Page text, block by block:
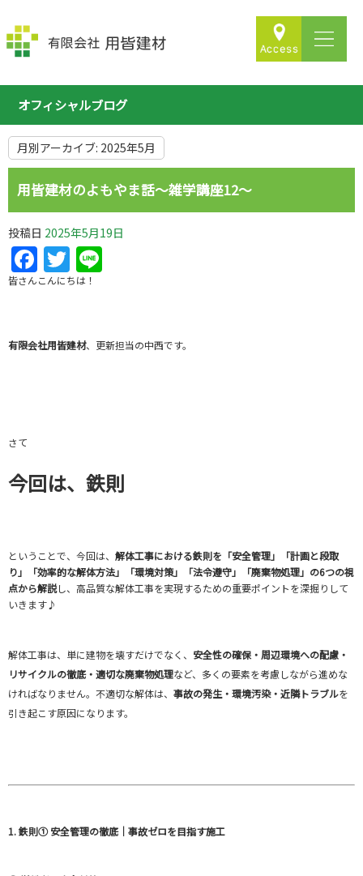
オフィシャルブログ
月別アーカイブ: 2025年5月
用皆建材のよもやま話～雑学講座12～
投稿日 2025年5月19日
Facebook
Twitter
皆さんこんにちは！
有限会社用皆建材、更新担当の中西です。
さて
今回は、鉄則
ということで、今回は、 解体工事における鉄則を「安全管理」「計画と段取
り」「効率的な解体方法」「環境対策」「法令遵守」「廃棄物処理」の6つの視
点から解説し、高品質な解体工事を実現するための重要ポイントを深掘りして
いきます♪
解体工事は、単に建物を壊すだけでなく、 安全性の確保・周辺環境への配慮・
リサイクルの徹底・適切な廃棄物処理など、多くの要素を考慮しながら進めな
ければなりません。不適切な解体は、 事故の発生・環境汚染・近隣トラブルを
引き起こす原因になります。
1. 鉄則① 安全管理の徹底｜事故ゼロを目指す施工